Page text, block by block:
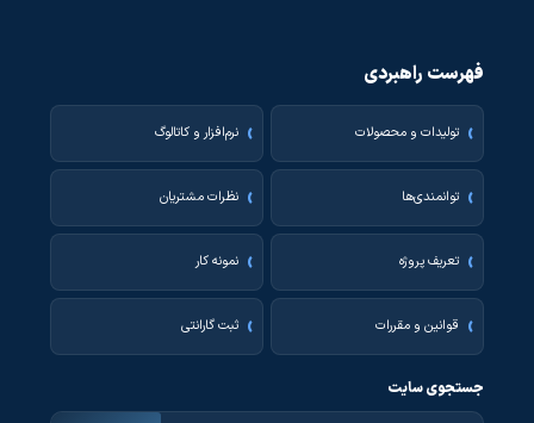
فهرست راهبردی
تولیدات و محصولات نرم‌افزار و کاتالوگ
توانمندی‌ها نظرات مشتریان
تعریف پروژه نمونه کار
قوانین و مقررات ثبت گارانتی
جستجوی سایت